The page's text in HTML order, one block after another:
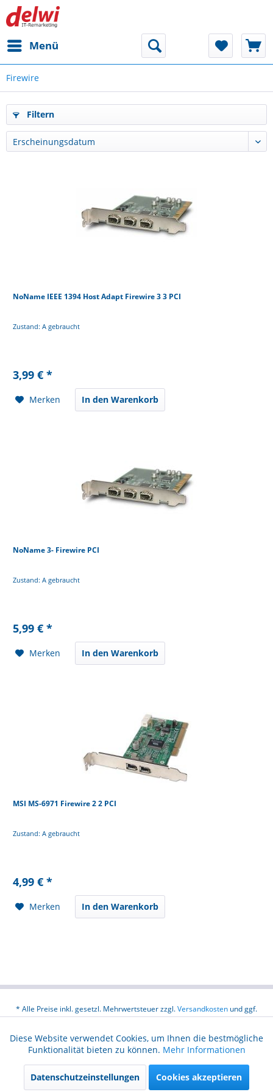
Menü
Firewire
Filtern
NoName IEEE 1394 Host Adapt Firewire 3 3 PCI
Zustand: A gebraucht
3,99 € *
Merken In den Warenkorb
NoName 3- Firewire PCI
Zustand: A gebraucht
5,99 € *
Merken In den Warenkorb
MSI MS-6971 Firewire 2 2 PCI
Zustand: A gebraucht
4,99 € *
Merken In den Warenkorb
* Alle Preise inkl. gesetzl. Mehrwertsteuer zzgl.Versandkosten und ggf.
Über uns Hilfe / Support
Kontakt
Versand und Zahlungsbedingungen
Datenschutz
AGB Gewährleistungsbedingungen Impressum
Funktionale Aktiv
Marketing Aktiv
Diese Website verwendet Cookies, um Ihnen die bestmögliche
Funktionalität bieten zu können. Mehr Informationen
Datenschutzeinstellungen Cookies akzeptieren